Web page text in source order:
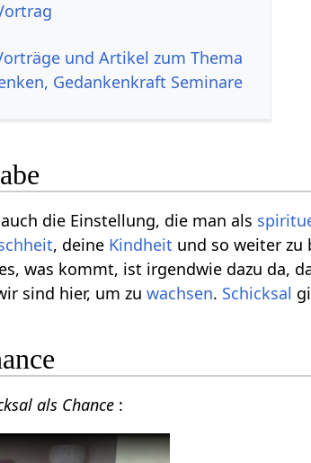
und Artikel zum Thema
Gedankenkraft Seminare
die Einstellung, die man als
, deine Kindheit und so weiter zu
was kommt, ist irgendwie dazu da,
sind hier, um zuwachsen. Schicksal
als Chance :